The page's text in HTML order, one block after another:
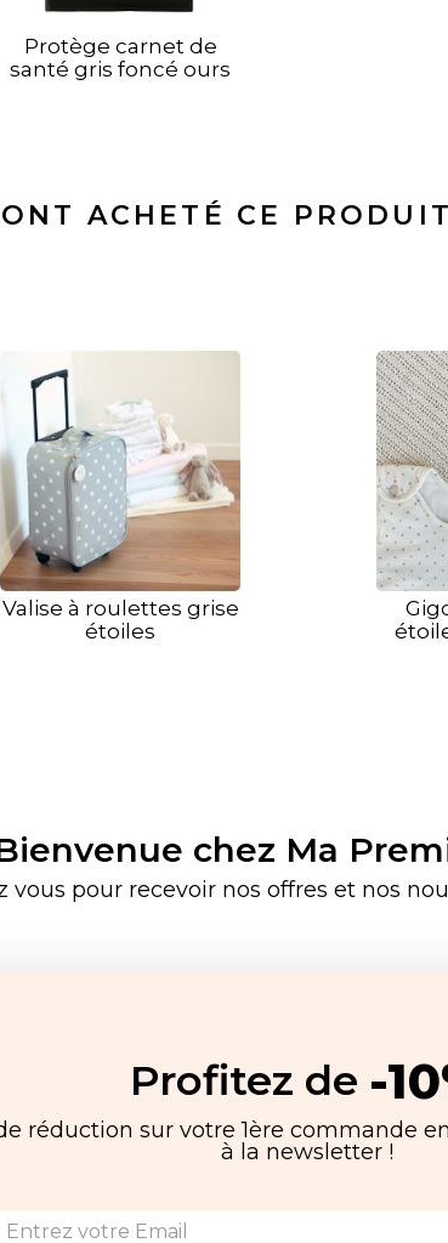
Protège carnet de
santé gris foncé ours
ACHETÉ CE
Valise à roulettes grise
étoiles
chez Ma
vous pour recevoir nos offres et nos
Profitez de -
réduction sur votre 1ère commande
à la newsletter !